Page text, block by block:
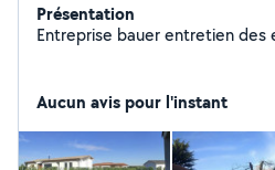
Présentation
Entreprise bauer entretien des
Aucun avis pour l'instant